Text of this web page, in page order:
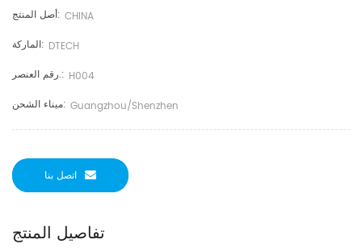
أصل المنتج: CHINA
الماركة: DTECH
رقم العنصر.: H004
ميناء الشحن: Guangzhou/shenzhen
اتصل بنا
تفاصيل المنتج